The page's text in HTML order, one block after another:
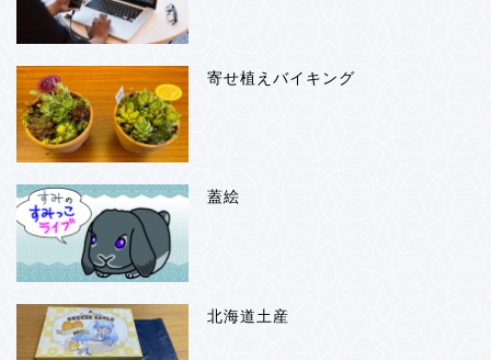
寄せ植えバイキング
蓋絵
北海道土産